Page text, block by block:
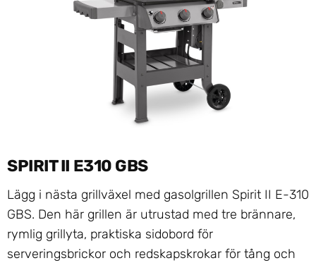
SPIRIT II E310 GBS
Lägg i nästa grillväxel med gasolgrillen Spirit II E-310
GBS. Den här grillen är utrustad med tre brännare,
rymlig grillyta, praktiska sidobord för
serveringsbrickor och redskapskrokar för tång och